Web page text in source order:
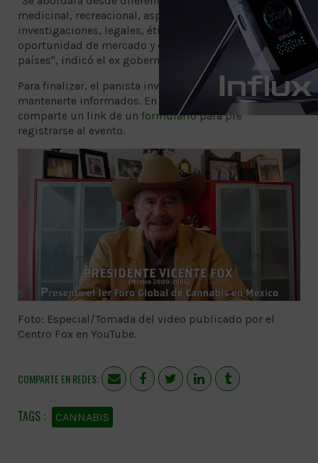
medicinal, recreacional, aspectos científicos en
investigaciones, legales, éticos y morales, así como la
oportunidad de mercado y experiencias en otros
países", indicó el ex gobernador de Guanajuato.
Para finalizar, el panista invitó a los interesados a
mantenerte informados. En la misma publicación se
comparte un link de un formulariopara pre
registrarse al evento.
Foto: Especial/Tomada del video publicado por el
Centro Fox en YouTube.
COMPARTE EN REDES:
CANNABIS